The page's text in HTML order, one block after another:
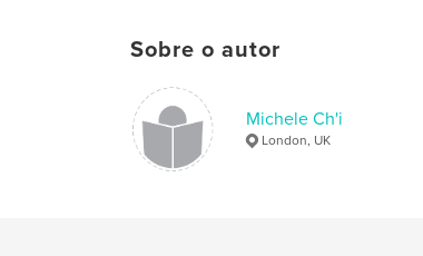
Sobre o autor
Michele Ch'i
London, UK